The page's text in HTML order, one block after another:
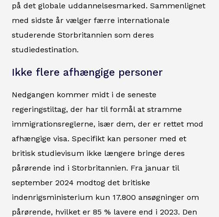
på det globale uddannelsesmarked. Sammenlignet
med sidste år vælger færre internationale
studerende Storbritannien som deres
studiedestination.
Ikke flere afhængige personer
Nedgangen kommer midt i de seneste
regeringstiltag, der har til formål at stramme
immigrationsreglerne, især dem, der er rettet mod
afhængige visa. Specifikt kan personer med et
britisk studievisum ikke længere bringe deres
pårørende ind i Storbritannien. Fra januar til
september 2024 modtog det britiske
indenrigsministerium kun 17.800 ansøgninger om
pårørende, hvilket er 85 % lavere end i 2023. Den